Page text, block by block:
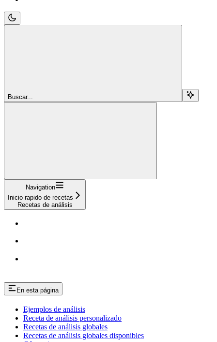
Buscar...
Navigation
Inicio rapido de recetas
Recetas de análisis
En esta página
Ejemplos de análisis
Receta de análisis personalizado
Recetas de análisis globales
Recetas de análisis globales disponibles